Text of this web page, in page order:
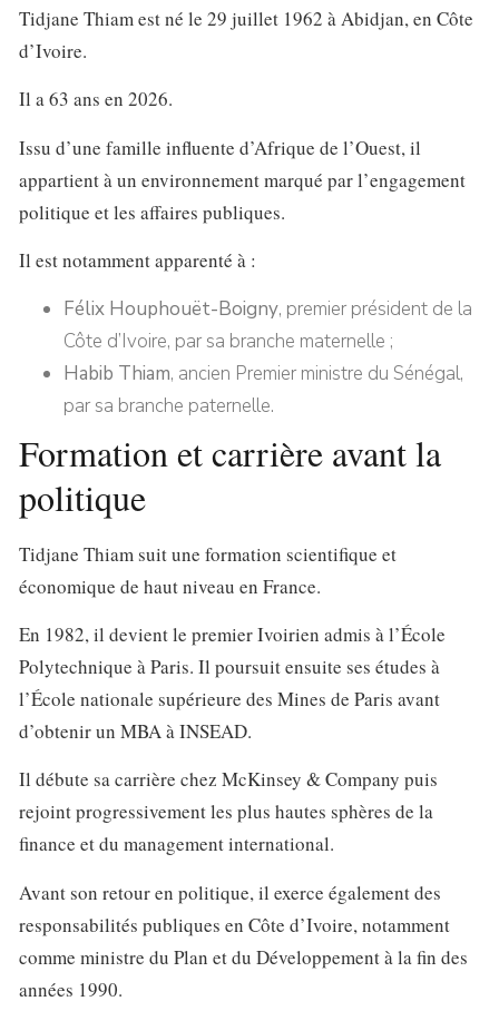
Tidjane Thiam est né le 29 juillet 1962 à Abidjan, en Côte
d’Ivoire.
Il a63 ans en 2026.
Issu d’une famille influente d’Afrique de l’Ouest, il
appartient à un environnement marqué par l’engagement
politique et les affaires publiques.
Il est notamment apparenté à :
Félix Houphouët-Boigny, premier président de la
Côte d’Ivoire, par sa branche maternelle ;
Habib Thiam, ancien Premier ministre du Sénégal,
par sa branche paternelle.
Formation et carrière avant la
politique
Tidjane Thiam suit une formation scientifique et
économique de haut niveau en France.
En 1982, il devient le premier Ivoirien admis à l’École
Polytechnique à Paris. Il poursuit ensuite ses études à
l’École nationale supérieure des Mines de Paris avant
d’obtenir un MBA à INSEAD.
Il débute sa carrière chez McKinsey & Company puis
rejoint progressivement les plus hautes sphères de la
finance et du management international.
Avant son retour en politique, il exerce également des
responsabilités publiques en Côte d’Ivoire, notamment
comme ministre du Plan et du Développementà la fin des
années 1990.